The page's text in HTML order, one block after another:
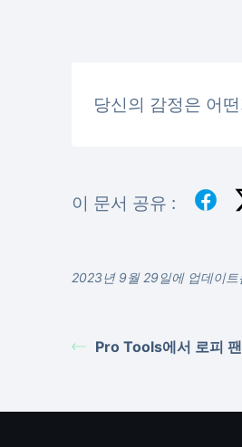
당신의 감정은 어
이 문서 공유 :
2023년 9월 29일에 업데이트
Pro Tools에서 로피